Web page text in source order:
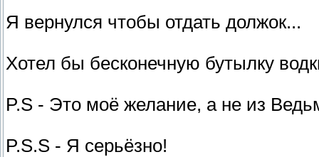
Я вернулся чтобы отдать должок...
Хотел бы бесконечную бутылку
P.S - Это моё желание, а не из
P.S.S - Я серьёзно!